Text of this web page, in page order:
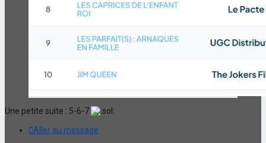
Une petite suite : 5-6-7
Aller au message